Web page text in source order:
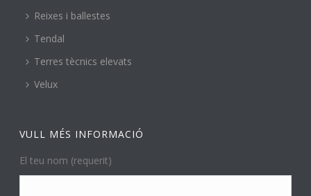
Reixes i ballestes
Tendal
Terres tècnics elevats
Velux
VULL MÉS INFORMACIÓ
El teu nom (requerit)